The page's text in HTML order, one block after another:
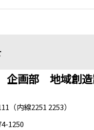
企画部 地域創
（内線2251 2253）
1250